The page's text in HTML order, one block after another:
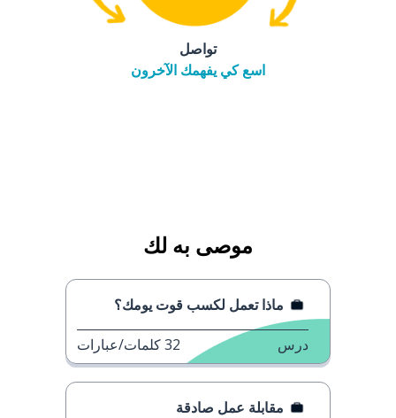
تواصل
اسع كي يفهمك الآخرون
موصى به لك
ماذا تعمل لكسب قوت يومك؟
درس 32كلمات/عبارات
مقابلة عمل صادقة